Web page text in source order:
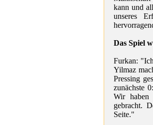
kann und
unseres
Das Spiel
Furkan:
Yilmaz
Pressing
zunächste
Wir haben
gebracht.
Seite."